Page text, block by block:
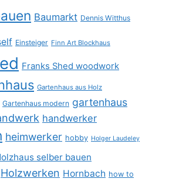
Baumarkt Dennis Witthus
Einsteiger Finn Art Blockhaus
Franks Shed woodwork
Gartenhaus aus Holz
Gartenhaus modern gartenhaus
handwerker
heimwerker hobby Holger Laudeley
selber bauen
Holzwerken Hornbach how to